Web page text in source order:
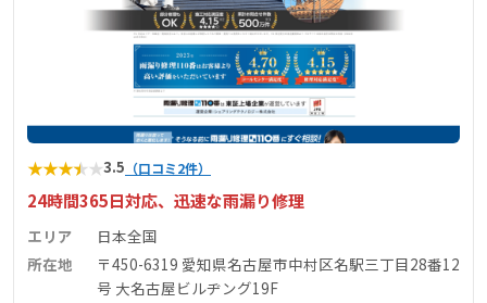
★★★★★3.5 （口コミ2件）
24時間365日対応、迅速な雨漏り修理
エリア
日本全国
所在地
〒450-6319 愛知県名古屋市中村区名駅三丁目28番12
号 大名古屋ビルヂング19F